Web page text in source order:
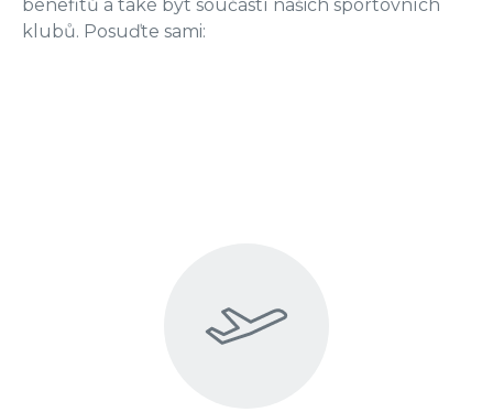
benefitů a také být součástí našich sportovních
klubů. Posuďte sami: